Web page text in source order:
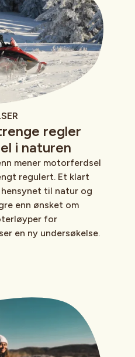
regler
i naturen
mener motorferdsel
regulert. Et klart
til natur og
enn ønsket om
for
en ny undersøkelse.